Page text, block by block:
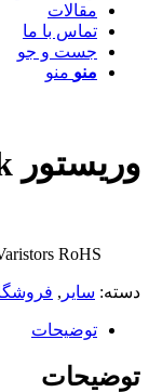
مقالات
تماس با ما
جست و جو
منو منو
وریستور zov 10d431k
RoHS
دسته: سایر ,
توضیحات
توضیحات